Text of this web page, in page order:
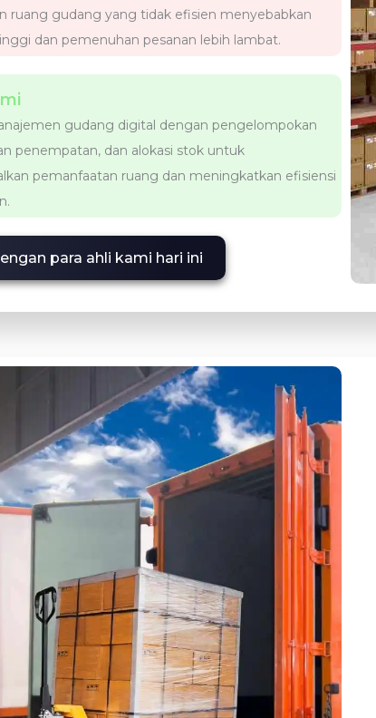
ruang gudang yang tidak efisien menyebabkan
dan pemenuhan pesanan lebih lambat.
gudang digital dengan pengelompokan
penempatan, dan alokasi stok untuk
pemanfaatan ruang dan meningkatkan efisiensi
para ahli kami hari ini